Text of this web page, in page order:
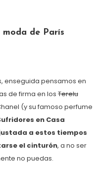
de París
enseguida pensamos en
de firma en los Terelu
(y su famoso perfume
en Casa
a estos tiempos
el cinturón, a no ser
no puedas.